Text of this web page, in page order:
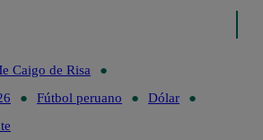
Caigo de Risa
Fútbol peruano
Dólar